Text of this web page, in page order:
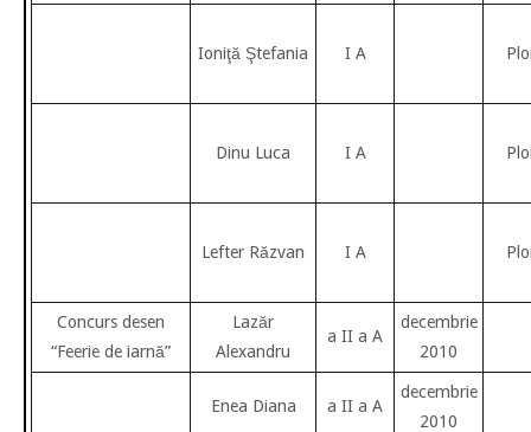
Ioniţă Ştefania I A
Dinu Luca I A
Lefter Răzvan I A
Concurs desen
“Feerie de iarnă”
Lazăr
Alexandru
a II a A
decembrie
2010
Enea Diana a II a A
decembrie
2010